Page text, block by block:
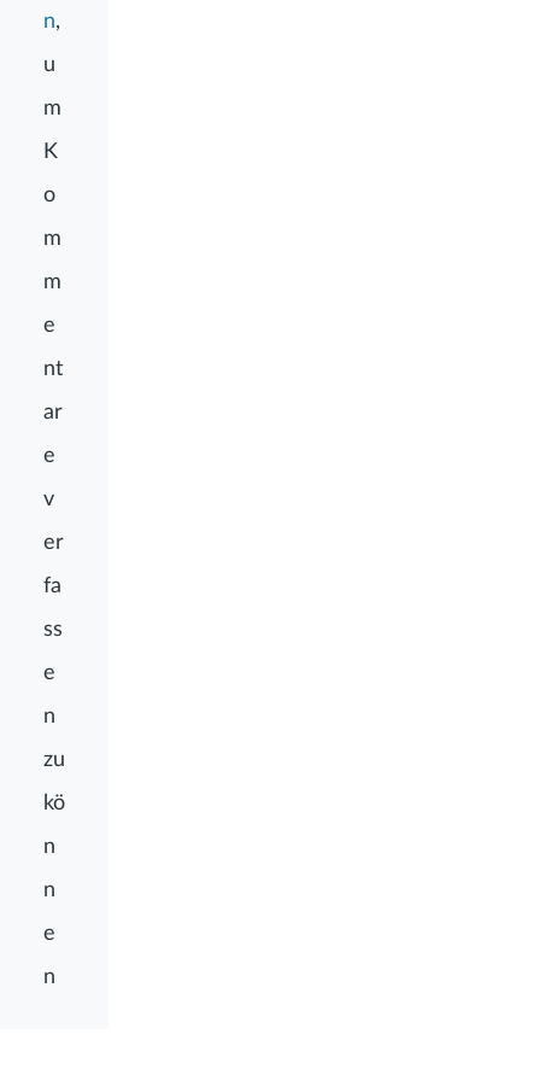
n,
u
m
K
o
m
m
e
nt
ar
e
v
er
fa
ss
e
n
zu
kö
n
n
e
n